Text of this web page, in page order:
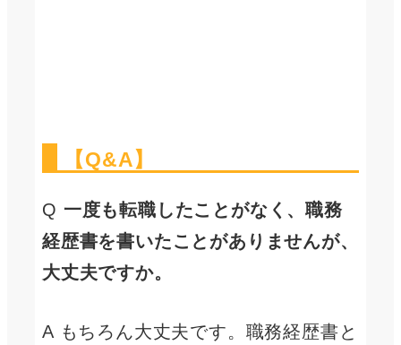
【Q&A】
Q 一度も転職したことがなく、職務
経歴書を書いたことがありませんが、
大丈夫ですか。
A もちろん大丈夫です。職務経歴書と